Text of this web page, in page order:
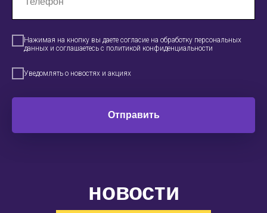
Нажимая на кнопку вы даете согласие на обработку персональных
данных и соглашаетесь c политикой конфиденциальности
Уведомлять о новостях и акциях
Отправить
новости